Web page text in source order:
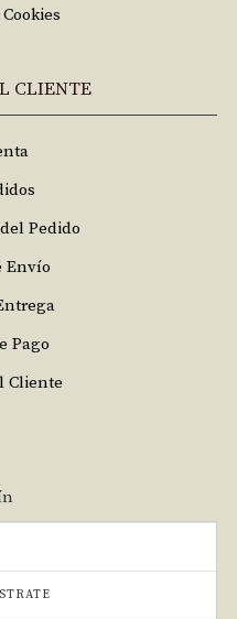
CLIENTE
Pedido
Envío
Pago
Cliente